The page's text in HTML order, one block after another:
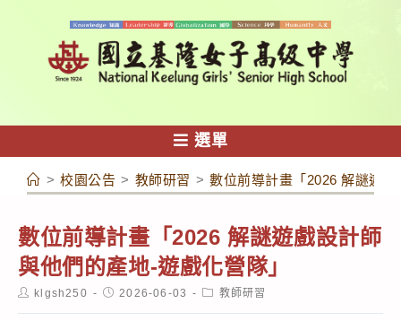
容
選單
> 校園公告 > 教師研習 > 數位前導計畫「2026 解謎遊
數位前導計畫「2026 解謎遊戲設計師
與他們的產地-遊戲化營隊」
Postklgsh250
Post2026-06-03
Post教師研習